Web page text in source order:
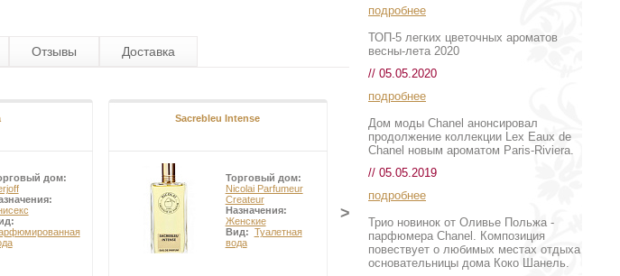
Отзывы Доставка
дом:
Sacrebleu Intense
Торговый дом:
Nicolai Parfumeur
Createur
Назначения:
Женские
Вид: Туалетная
вода
>
подробнее
ТОП-5 легких цветочных ароматов
весны-лета 2020
// 05.05.2020
подробнее
Дом моды Chanel анонсировал
продолжение коллекции Lex Eaux de
Chanel новым ароматом Paris-Riviera.
// 05.05.2019
подробнее
Трио новинок от Оливье Польжа -
парфюмера Chanel. Композиция
повествует о любимых местах отдыха
основательницы дома Коко Шанель.